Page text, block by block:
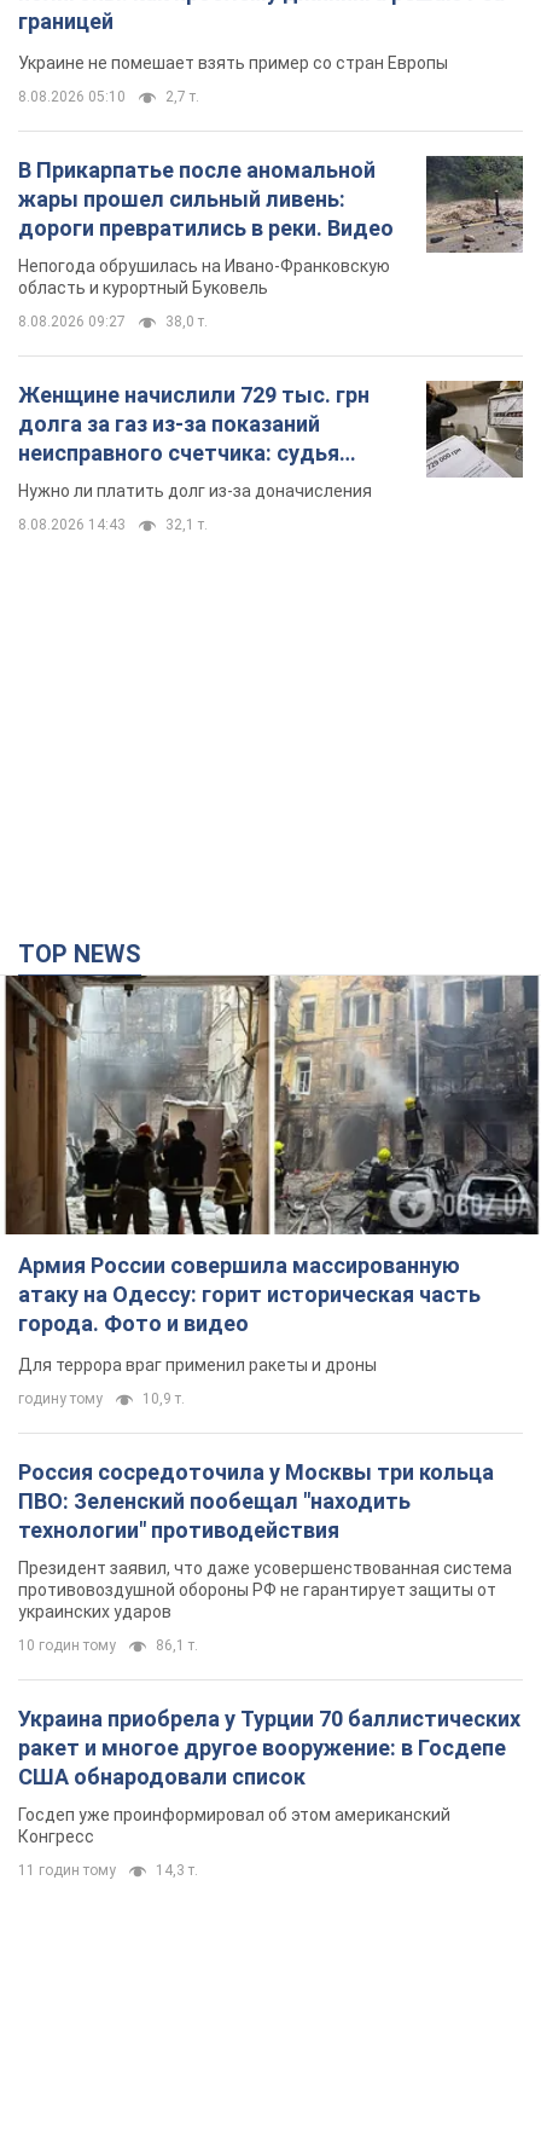
границей
Украине не помешает взять пример со стран Европы
8.08.2026 05:10 2,7 т.
В Прикарпатье после аномальной
жары прошел сильный ливень:
дороги превратились в реки. Видео
Непогода обрушилась на Ивано-Франковскую
область и курортный Буковель
8.08.2026 09:27 38,0 т.
Женщине начислили 729 тыс. грн
долга за газ из-за показаний
неисправного счетчика: судья
вынес неожиданное решение
Нужно ли платить долг из-за доначисления
8.08.2026 14:43 32,1 т.
TOP NEWS
Армия России совершила массированную
атаку на Одессу: горит историческая часть
города. Фото и видео
Для террора враг применил ракеты и дроны
годину тому 10,9 т.
Россия сосредоточила у Москвы три кольца
ПВО: Зеленский пообещал "находить
технологии" противодействия
Президент заявил, что даже усовершенствованная система
противовоздушной обороны РФ не гарантирует защиты от
украинских ударов
10 годин тому 86,1 т.
Украина приобрела у Турции 70 баллистических
ракет и многое другое вооружение: в Госдепе
США обнародовали список
Госдеп уже проинформировал об этом американский
Конгресс
11 годин тому 14,3 т.